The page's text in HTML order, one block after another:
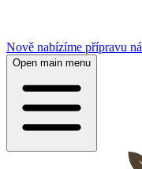
Nově nabízíme přípravu
Open main menu